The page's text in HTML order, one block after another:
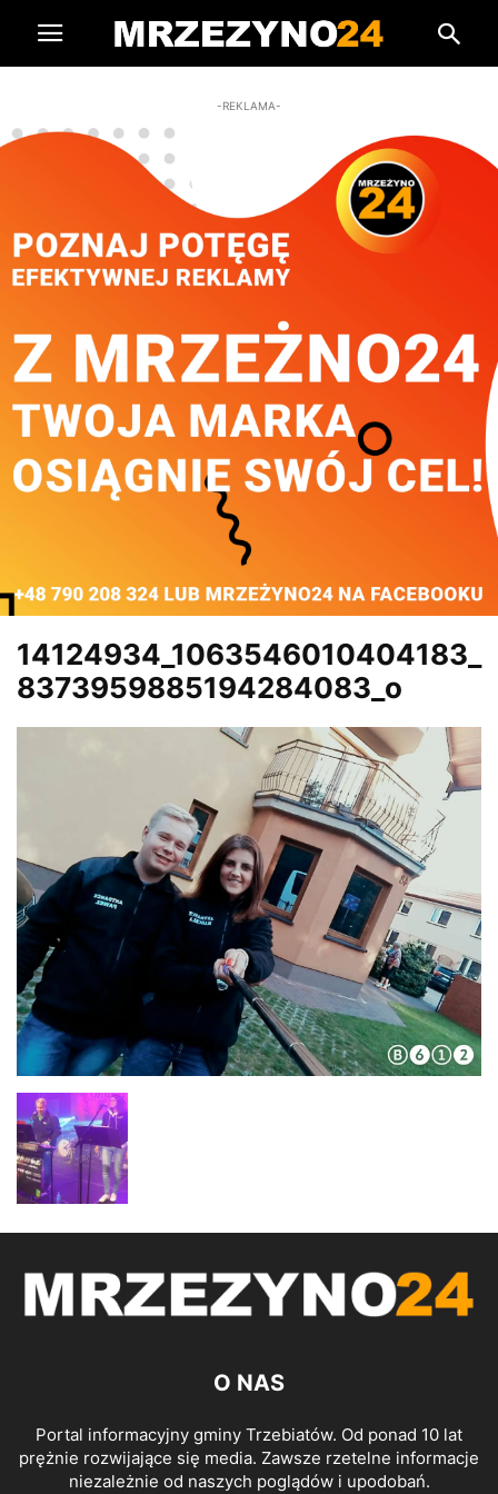
-REKLAMA-
14124934_1063546010404183_
8373959885194284083_o
O NAS
Portal informacyjny gminy Trzebiatów. Od ponad 10 lat
prężnie rozwijające się media. Zawsze rzetelne informacje
niezależnie od naszych poglądów i upodobań.